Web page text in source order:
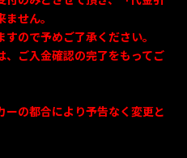
せん。
ので予めご了承ください。
、ご入金確認の完了をもってご
ーの都合により予告なく変更と